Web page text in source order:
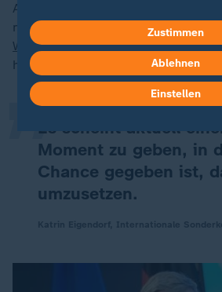
Außenpolitik diskutieren die drei
nachdem der deutsche
Wadephuleinen entsprechenden
hatte.
Es scheint aktuell
Moment zu geben, in
Chance gegeben ist,
umzusetzen.
„ Zustimmen
Ablehnen
Einstellen